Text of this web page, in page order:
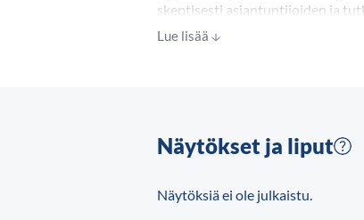
skeptisesti asiantuntijoiden ja
merkittävimmät historioitsijat
kieltäytyi muiden ihmisten
taustalla olevia tosiasioita
Lue lisää
Näytökset ja liput
Näytöksiä ei ole julkaistu.